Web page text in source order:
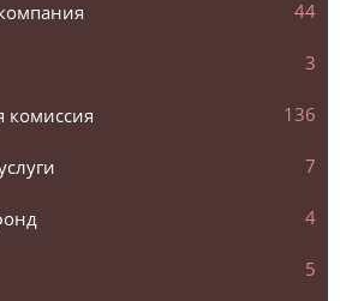
44
3
комиссия 136
7
4
5